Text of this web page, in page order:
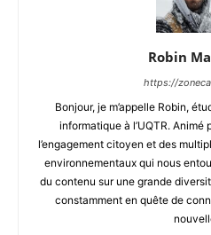
Robin
https://
Bonjour, je m’appelle Robin,
informatique à l’UQTR. Animé
l’engagement citoyen et des
environnementaux qui nous
du contenu sur une grande
constamment en quête de